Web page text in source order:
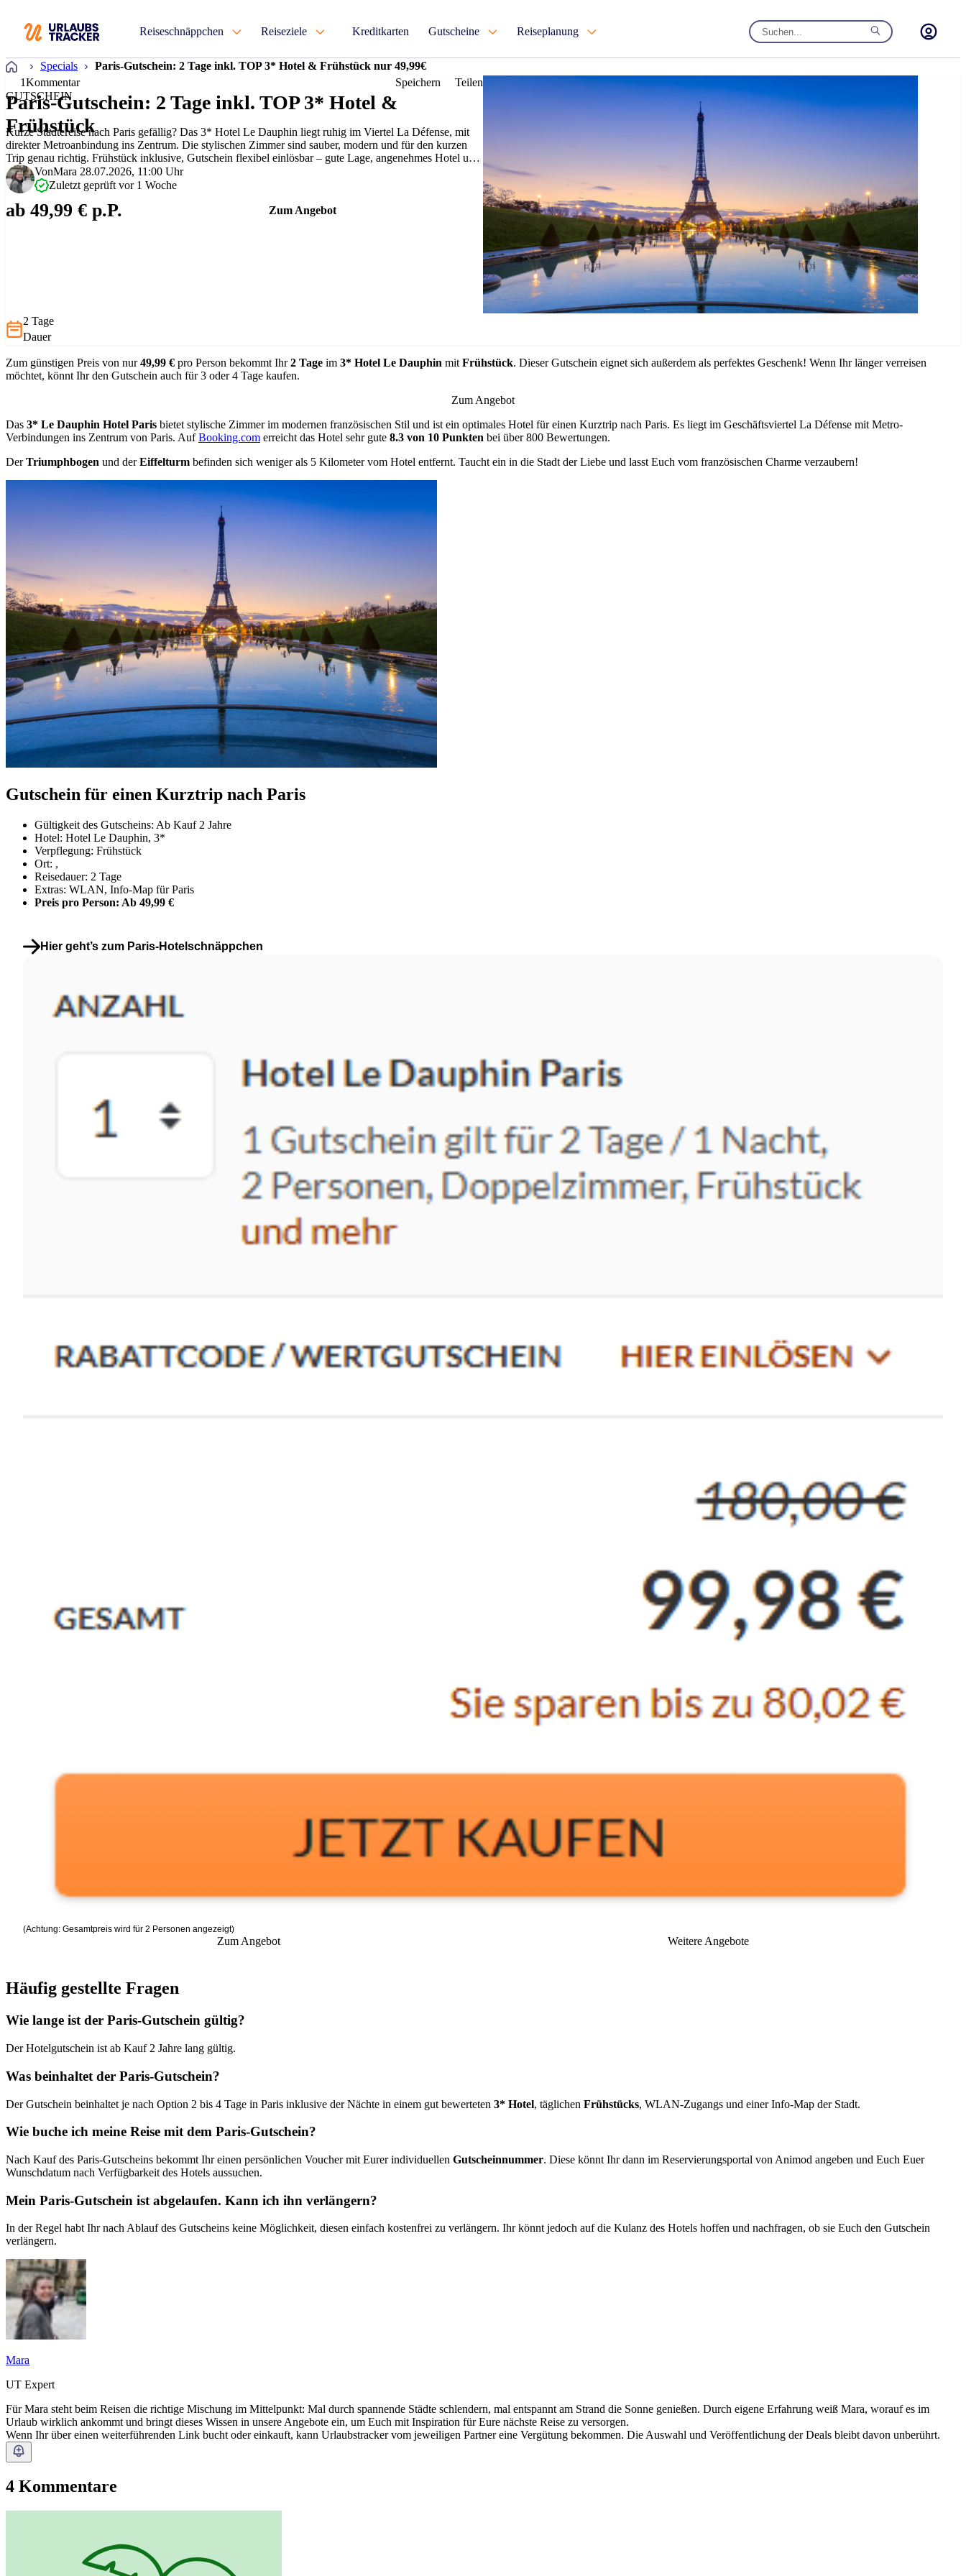
Reiseschnäppchen Reiseziele Kreditkarten Gutscheine Reiseplanung
Startseite
Specials
Paris-Gutschein: 2 Tage inkl. TOP 3* Hotel & Frühstück nur 49,99€
1Kommentar Speichern
Teilen
GUTSCHEIN
Paris-Gutschein: 2 Tage inkl. TOP 3* Hotel &
Frühstück
Kurze Städtereise nach Paris gefällig? Das 3* Hotel Le Dauphin liegt ruhig im Viertel La Défense, mit
direkter Metroanbindung ins Zentrum. Die stylischen Zimmer sind sauber, modern und für den kurzen
Trip genau richtig. Frühstück inklusive, Gutschein flexibel einlösbar – gute Lage, angenehmes Hotel und
fairer Deal für Entde…
VonMara 28.07.2026, 11:00 Uhr
Zuletzt geprüft vor 1 Woche
ab 49,99 € p.P. Zum Angebot
2 Tage
Dauer
Zum günstigen Preis von nur49,99 € pro Person bekommt Ihr2 Tage im 3* Hotel Le Dauphin mit Frühstück. Dieser Gutschein eignet sich außerdem als perfektes Geschenk! Wenn Ihr länger verreisen
möchtet, könnt Ihr den Gutschein auch für 3 oder 4 Tage kaufen.
Zum Angebot
Das 3* Le Dauphin Hotel Paris bietet stylische Zimmer im modernen französischen Stil und ist ein optimales Hotel für einen Kurztrip nach Paris. Es liegt im Geschäftsviertel La Défense mit Metro-
Verbindungen ins Zentrum von Paris. AufBooking.com erreicht das Hotel sehr gute 8.3 von 10 Punkten bei über 800 Bewertungen.
DerTriumphbogen und derEiffelturm befinden sich weniger als 5 Kilometer vom Hotel entfernt. Taucht ein in die Stadt der Liebe und lasst Euch vom französischen Charme verzaubern!
Gutschein für einen Kurztrip nach Paris
Gültigkeit des Gutscheins: Ab Kauf 2 Jahre
Hotel: Hotel Le Dauphin, 3*
Verpflegung: Frühstück
Ort: ,
Reisedauer: 2 Tage
Extras: WLAN, Info-Map für Paris
Preis pro Person: Ab 49,99 €
Hier geht’s zum Paris-Hotelschnäppchen
(Achtung: Gesamtpreis wird für 2 Personen angezeigt)
Zum Angebot Weitere Angebote
Häufig gestellte Fragen
Wie lange ist der Paris-Gutschein gültig?
Der Hotelgutschein ist ab Kauf 2 Jahre lang gültig.
Was beinhaltet der Paris-Gutschein?
Der Gutschein beinhaltet je nach Option 2 bis 4 Tage in Paris inklusive der Nächte in einem gut bewerteten 3* Hotel, täglichen Frühstücks, WLAN-Zugangs und einer Info-Map der Stadt.
Wie buche ich meine Reise mit dem Paris-Gutschein?
Nach Kauf des Paris-Gutscheins bekommt Ihr einen persönlichen Voucher mit Eurer individuellen Gutscheinnummer. Diese könnt Ihr dann im Reservierungsportal von Animod angeben und Euch Euer
Wunschdatum nach Verfügbarkeit des Hotels aussuchen.
Mein Paris-Gutschein ist abgelaufen. Kann ich ihn verlängern?
In der Regel habt Ihr nach Ablauf des Gutscheins keine Möglichkeit, diesen einfach kostenfrei zu verlängern. Ihr könnt jedoch auf die Kulanz des Hotels hoffen und nachfragen, ob sie Euch den Gutschein
verlängern.
Mara
UT Expert
Für Mara steht beim Reisen die richtige Mischung im Mittelpunkt: Mal durch spannende Städte schlendern, mal entspannt am Strand die Sonne genießen. Durch eigene Erfahrung weiß Mara, worauf es im
Urlaub wirklich ankommt und bringt dieses Wissen in unsere Angebote ein, um Euch mit Inspiration für Eure nächste Reise zu versorgen.
Wenn Ihr über einen weiterführenden Link bucht oder einkauft, kann Urlaubstracker vom jeweiligen Partner eine Vergütung bekommen. Die Auswahl und Veröffentlichung der Deals bleibt davon unberührt.
4 Kommentare